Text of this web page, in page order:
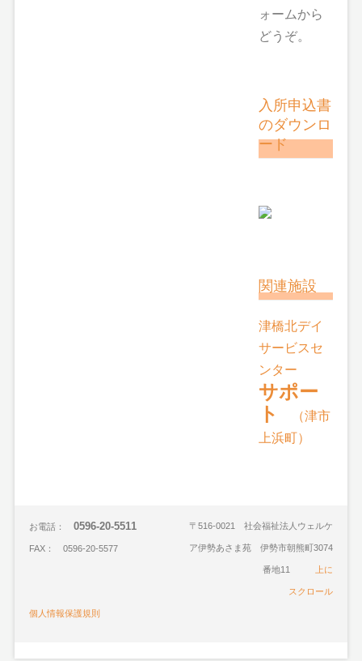
ォームから
どうぞ。
入所申込書
のダウンロ
ード
関連施設
津橋北デイ
サービスセ
ンター
サポー
ト
（津市
上浜町）
お電話：0596-20-5511
FAX： 0596-20-5577
〒516-0021 社会福祉法人ウェルケ
ア伊勢あさま苑 伊勢市朝熊町3074
番地11 上に
スクロール
個人情報保護規則